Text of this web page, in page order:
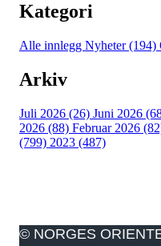
Kategori
Alle innlegg Nyheter (194)
Arkiv
Juli 2026 (26) Juni 2026
2026 (88) Februar 2026
(799) 2023 (487)
© NORGES